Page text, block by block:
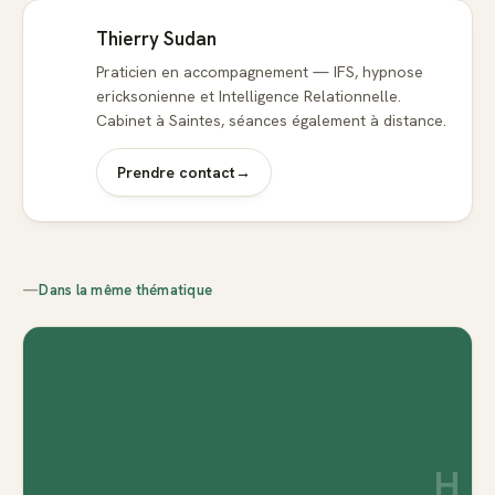
Thierry Sudan
Praticien en accompagnement — IFS, hypnose
ericksonienne et Intelligence Relationnelle.
Cabinet à Saintes, séances également à distance.
Prendre contact→
—Dans la même thématique
H